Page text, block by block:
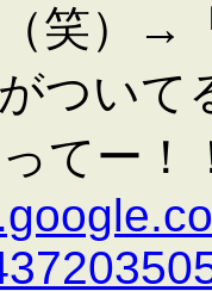
笑）→
つい
てー！